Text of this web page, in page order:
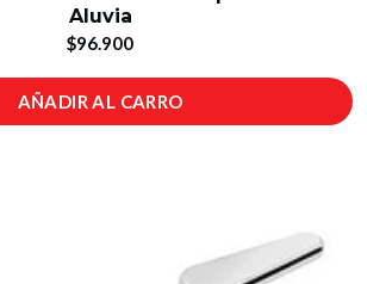
Aluvia
$96.900
AÑADIR AL CARRO